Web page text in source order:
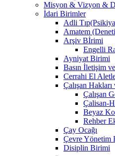
Misyon & Vizyon &
İdari Birimler
Adli
Amatem
Arşiv Bİrimi
Engelli
Ayniyat Birimi
Basın İletişim
Cerrahi El
Çalışan
Çalışan
Çalisan-
Beyaz
Rehber
Çay Ocağı
Çevre Yönetim
Disiplin Birimi